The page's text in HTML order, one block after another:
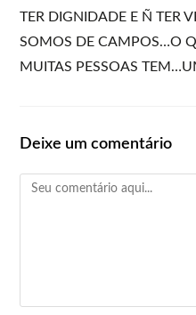
TER DIGNIDADE E Ñ TER
SOMOS DE CAMPOS…O
MUITAS PESSOAS
Deixe um comentário